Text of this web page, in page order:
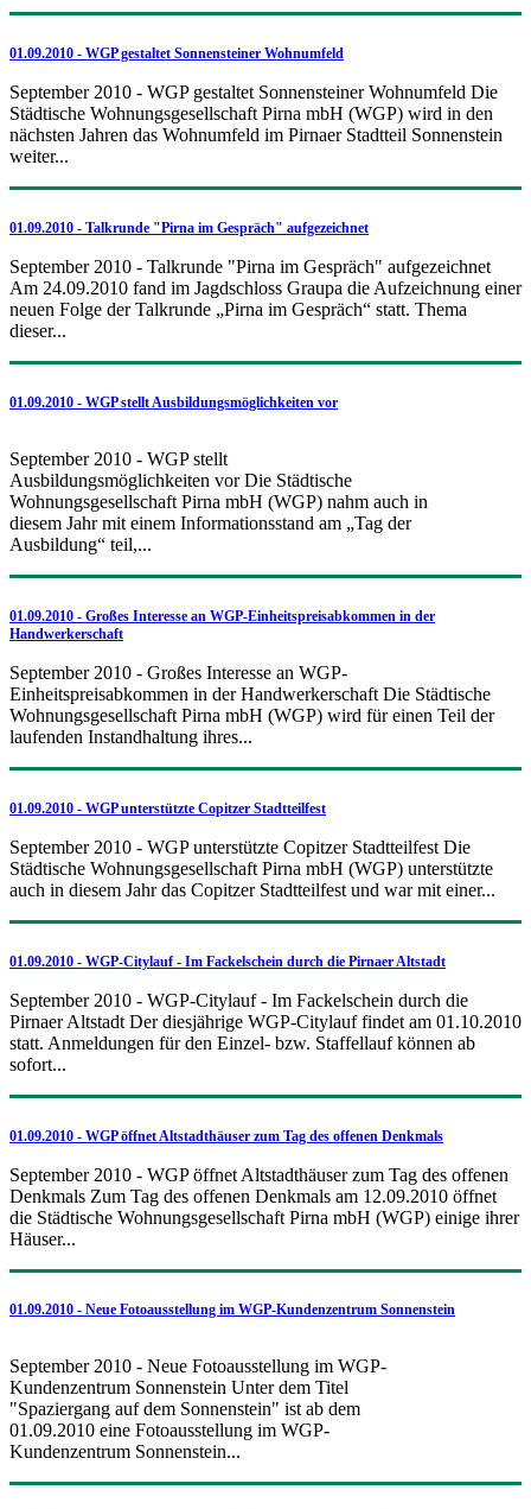
01.09.2010 - WGP gestaltet Sonnensteiner Wohnumfeld
September 2010 - WGP gestaltet Sonnensteiner Wohnumfeld Die
Städtische Wohnungsgesellschaft Pirna mbH (WGP) wird in den
nächsten Jahren das Wohnumfeld im Pirnaer Stadtteil Sonnenstein
weiter...
01.09.2010 - Talkrunde "Pirna im Gespräch" aufgezeichnet
September 2010 - Talkrunde "Pirna im Gespräch" aufgezeichnet
Am 24.09.2010 fand im Jagdschloss Graupa die Aufzeichnung einer
neuen Folge der Talkrunde „Pirna im Gespräch“ statt. Thema
dieser...
01.09.2010 - WGP stellt Ausbildungsmöglichkeiten vor
September 2010 - WGP stellt
Ausbildungsmöglichkeiten vor Die Städtische
Wohnungsgesellschaft Pirna mbH (WGP) nahm auch in
diesem Jahr mit einem Informationsstand am „Tag der
Ausbildung“ teil,...
01.09.2010 - Großes Interesse an WGP-Einheitspreisabkommen in der
Handwerkerschaft
September 2010 - Großes Interesse an WGP-
Einheitspreisabkommen in der Handwerkerschaft Die Städtische
Wohnungsgesellschaft Pirna mbH (WGP) wird für einen Teil der
laufenden Instandhaltung ihres...
01.09.2010 - WGP unterstützte Copitzer Stadtteilfest
September 2010 - WGP unterstützte Copitzer Stadtteilfest Die
Städtische Wohnungsgesellschaft Pirna mbH (WGP) unterstützte
auch in diesem Jahr das Copitzer Stadtteilfest und war mit einer...
01.09.2010 - WGP-Citylauf - Im Fackelschein durch die Pirnaer Altstadt
September 2010 - WGP-Citylauf - Im Fackelschein durch die
Pirnaer Altstadt Der diesjährige WGP-Citylauf findet am 01.10.2010
statt. Anmeldungen für den Einzel- bzw. Staffellauf können ab
sofort...
01.09.2010 - WGP öffnet Altstadthäuser zum Tag des offenen Denkmals
September 2010 - WGP öffnet Altstadthäuser zum Tag des offenen
Denkmals Zum Tag des offenen Denkmals am 12.09.2010 öffnet
die Städtische Wohnungsgesellschaft Pirna mbH (WGP) einige ihrer
Häuser...
01.09.2010 - Neue Fotoausstellung im WGP-Kundenzentrum Sonnenstein
September 2010 - Neue Fotoausstellung im WGP-
Kundenzentrum Sonnenstein Unter dem Titel
"Spaziergang auf dem Sonnenstein" ist ab dem
01.09.2010 eine Fotoausstellung im WGP-
Kundenzentrum Sonnenstein...